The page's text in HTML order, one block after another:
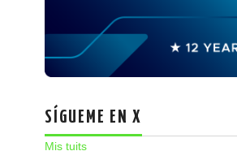
SÍGUEME EN X
Mis tuits